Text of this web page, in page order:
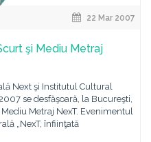
22 Mar 2007
şi Mediu Metraj
Next şi Institutul Cultural
se desfăşoară, la Bucureşti,
Metraj NexT. Evenimentul
„NexT, înfiinţată